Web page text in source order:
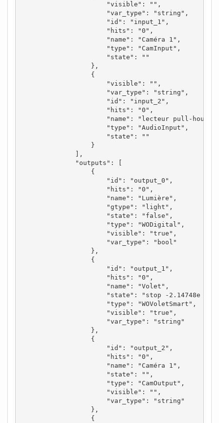
                      "visible": "",
                      "var_type": "string",
                      "id": "input_1",
                      "hits": "0",
                      "name": "Caméra 1",
                      "type": "CamInput",
                      "state": ""
                  },
                  {
                      "visible": "",
                      "var_type": "string",
                      "id": "input_2",
                      "hits": "0",
"name": "lecteur pull-
                      "type": "AudioInput",
                      "state": ""
                  }
              ],
              "outputs": [
                  {
                      "id": "output_0",
                      "hits": "0",
                      "name": "Lumière",
                      "gtype": "light",
                      "state": "false",
                      "type": "WODigital",
                      "visible": "true",
                      "var_type": "bool"
                  },
                  {
                      "id": "output_1",
                      "hits": "0",
                      "name": "Volet",
"state": "stop -2.14748e
                      "type": "WOVoletSmart",
                      "visible": "true",
                      "var_type": "string"
                  },
                  {
                      "id": "output_2",
                      "hits": "0",
                      "name": "Caméra 1",
                      "state": "",
                      "type": "CamOutput",
                      "visible": "",
                      "var_type": "string"
                  },
                  {